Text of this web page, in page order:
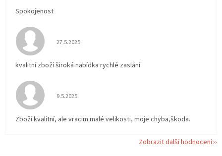
Spokojenost
Hodnocení obchodu je 5 z 5 hvězdiček.
27.5.2025
kvalitní zboží široká nabídka rychlé zaslání
Hodnocení obchodu je 5 z 5 hvězdiček.
9.5.2025
Zboží kvalitní, ale vracim malé velikosti, moje chyba,škoda.
Zobrazit další hodnocení